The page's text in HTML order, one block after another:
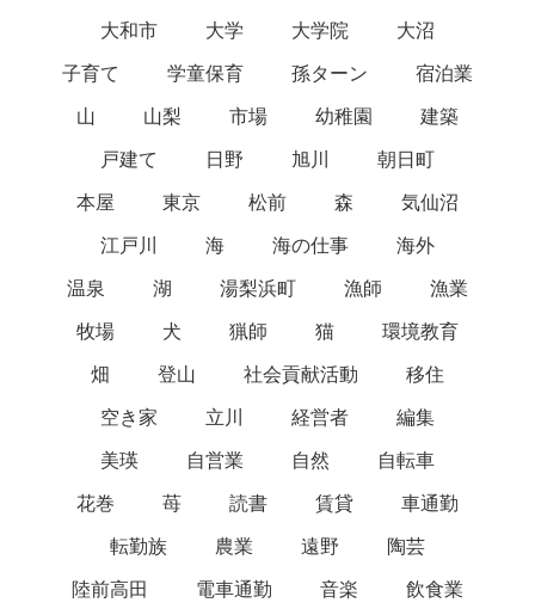
大和市 大学 大学院 大沼
子育て 学童保育 孫ターン 宿泊業
山 山梨 市場 幼稚園 建築
戸建て 日野 旭川 朝日町
本屋 東京 松前 森 気仙沼
江戸川 海 海の仕事 海外
温泉 湖 湯梨浜町 漁師 漁業
牧場 犬 猟師 猫 環境教育
畑 登山 社会貢献活動 移住
空き家 立川 経営者 編集
美瑛 自営業 自然 自転車
花巻 苺 読書 賃貸 車通勤
転勤族 農業 遠野 陶芸
陸前高田 電車通勤 音楽 飲食業